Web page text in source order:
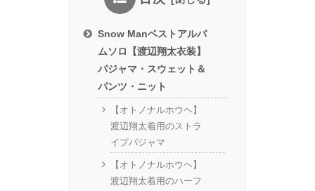
Snow Manベストアルバ
ムソロ【渡辺翔太衣装】
パジャマ・スウェット＆
パンツ・ニット
【オトノナルホウヘ】
渡辺翔太着用のストラ
イプパジャマ
【オトノナルホウヘ】
渡辺翔太着用のハーフ